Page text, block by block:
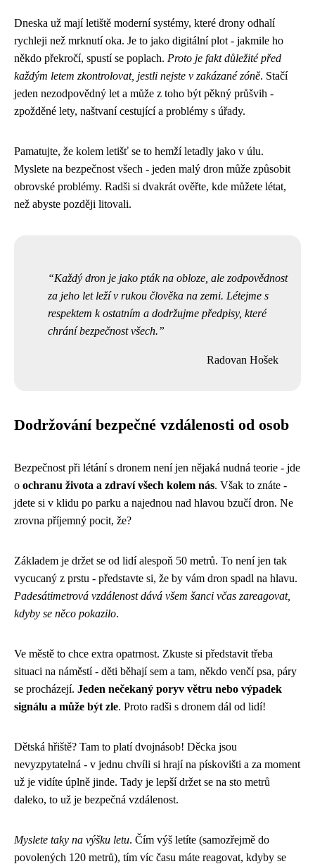
Dneska už mají letiště moderní systémy, které drony odhalí
rychleji než mrknutí oka. Je to jako digitální plot - jakmile ho
někdo překročí, spustí se poplach. Proto je fakt důležité před
každým letem zkontrolovat, jestli nejste v zakázané zóně. Stačí
jeden nezodpovědný let a může z toho být pěkný průšvih -
zpožděné lety, naštvaní cestující a problémy s úřady.
Pamatujte, že kolem letišť se to hemží letadly jako v úlu.
Myslete na bezpečnost všech - jeden malý dron může způsobit
obrovské problémy. Radši si dvakrát ověřte, kde můžete létat,
než abyste později litovali.
Každý dron je jako pták na obloze, ale zodpovědnost
za jeho let leží v rukou člověka na zemi. Létejme s
respektem k ostatním a dodržujme předpisy, které
chrání bezpečnost všech.
Radovan Hošek
Dodržování bezpečné vzdálenosti od osob
Bezpečnost při létání s dronem není jen nějaká nudná teorie - jde
o ochranu života a zdraví všech kolem nás. Však to znáte -
jdete si v klidu po parku a najednou nad hlavou bzučí dron. Ne
zrovna příjemný pocit, že?
Základem je držet se od lidí alespoň 50 metrů. To není jen tak
vycucaný z prstu - představte si, že by vám dron spadl na hlavu.
Padesátimetrová vzdálenost dává všem šanci včas zareagovat,
kdyby se něco pokazilo.
Ve městě to chce extra opatrnost. Zkuste si představit třeba
situaci na náměstí - děti běhají sem a tam, někdo venčí psa, páry
se procházejí. Jeden nečekaný poryv větru nebo výpadek
signálu a může být zle. Proto radši s dronem dál od lidí!
Dětská hřiště? Tam to platí dvojnásob! Děcka jsou
nevyzpytatelná - v jednu chvíli si hrají na pískovišti a za moment
už je vidíte úplně jinde. Tady je lepší držet se na sto metrů
daleko, to už je bezpečná vzdálenost.
Myslete taky na výšku letu. Čím výš letíte (samozřejmě do
povolených 120 metrů), tím víc času máte reagovat, kdyby se